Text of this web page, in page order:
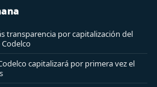
transparencia por capitalización del
capitalizará por primera vez el